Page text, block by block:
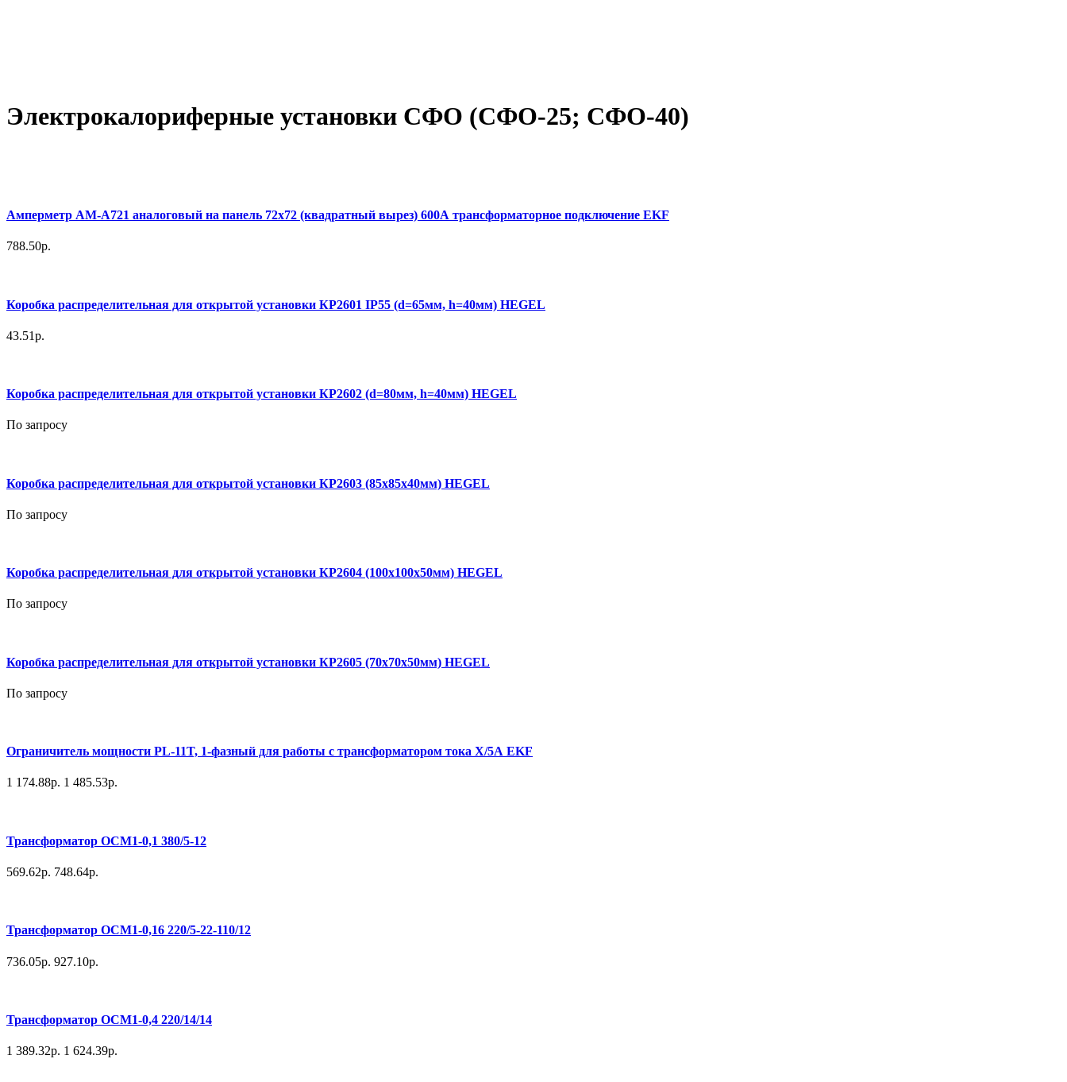
Электрокалориферные установки СФО (СФО-25; СФО-40)
Амперметр AM-A721 аналоговый на панель 72х72 (квадратный вырез) 600А трансформаторное подключение EKF
788.50р.
Коробка распределительная для открытой установки КР2601 IP55 (d=65мм, h=40мм) HEGEL
43.51р.
Коробка распределительная для открытой установки КР2602 (d=80мм, h=40мм) HEGEL
По запросу
Коробка распределительная для открытой установки КР2603 (85х85х40мм) HEGEL
По запросу
Коробка распределительная для открытой установки КР2604 (100х100х50мм) HEGEL
По запросу
Коробка распределительная для открытой установки КР2605 (70х70х50мм) HEGEL
По запросу
Ограничитель мощности PL-11T, 1-фазный для работы с трансформатором тока X/5А EKF
1 174.88р. 1 485.53р.
Трансформатор ОСМ1-0,1 380/5-12
569.62р. 748.64р.
Трансформатор ОСМ1-0,16 220/5-22-110/12
736.05р. 927.10р.
Трансформатор ОСМ1-0,4 220/14/14
1 389.32р. 1 624.39р.